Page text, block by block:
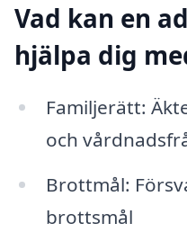
Vad kan en
hjälpa dig
Familjerätt:
och
Brottmål:
brottsmål